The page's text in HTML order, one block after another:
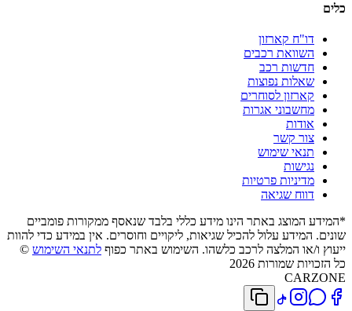
כלים
דו"ח קארזון
השוואת רכבים
חדשות רכב
שאלות נפוצות
קארזון לסוחרים
מחשבוני אגרות
אודות
צור קשר
תנאי שימוש
נגישות
מדיניות פרטיות
דווח שגיאה
*המידע המוצג באתר הינו מידע כללי בלבד שנאסף ממקורות פומביים
שונים. המידע עלול להכיל שגיאות, ליקויים וחוסרים. אין במידע כדי להוות
ייעוץ ו/או המלצה לרכב כלשהו. השימוש באתר כפוף לתנאי השימוש ©
כל הזכויות שמורות 2026
CARZONE